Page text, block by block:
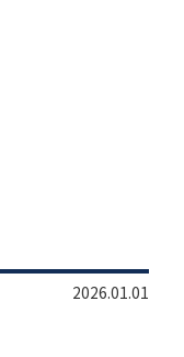
2026.01.01